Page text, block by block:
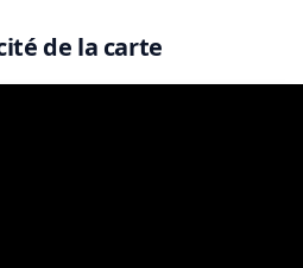
de la carte